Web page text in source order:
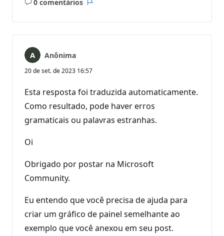
0 comentários
Sem
Anônima
20 de set. de 2023 16:57
Esta resposta foi traduzida automaticamente.
Como resultado, pode haver erros
gramaticais ou palavras estranhas.
Oi
Obrigado por postar na Microsoft
Community.
Eu entendo que você precisa de ajuda para
criar um gráfico de painel semelhante ao
exemplo que você anexou em seu post.